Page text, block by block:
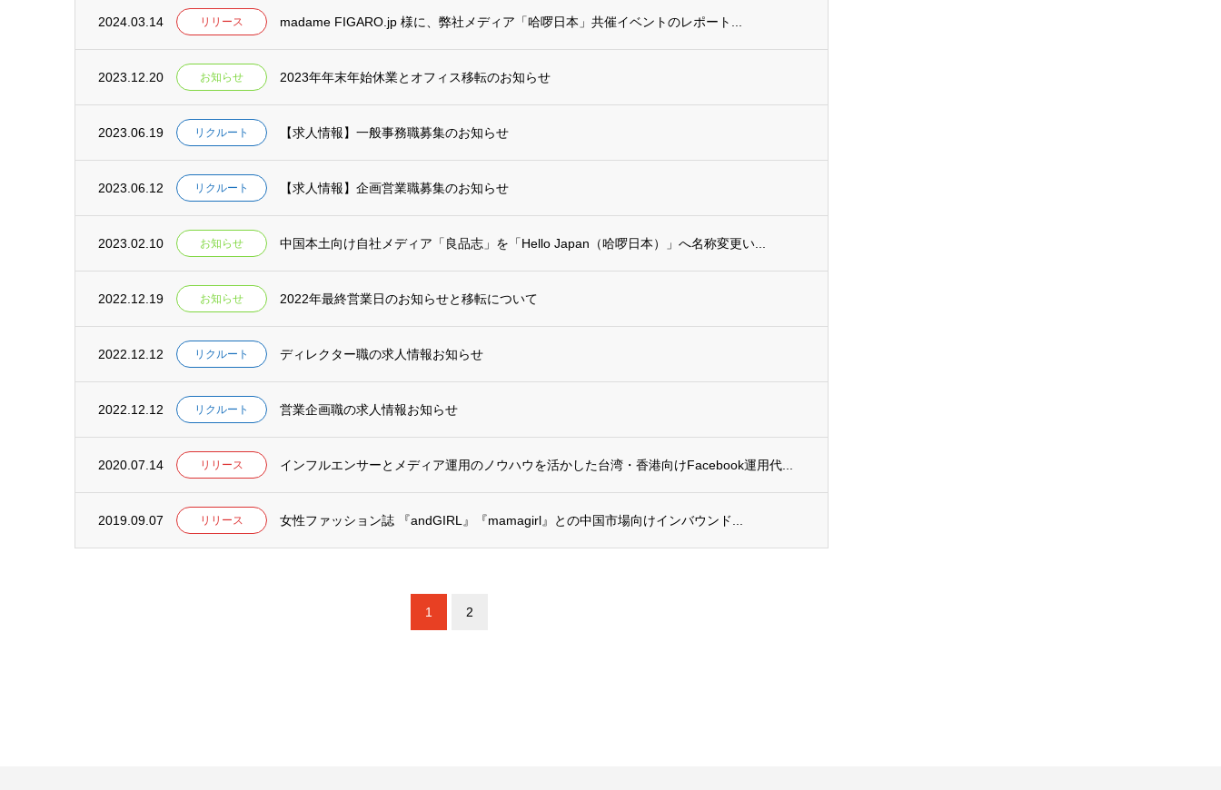
2024.03.14 リリース madame FIGARO.jp 様に、弊社メディア「哈啰日本」共催イベントのレポート...
2023.12.20 お知らせ 2023年年末年始休業とオフィス移転のお知らせ
2023.06.19 リクルート 【求人情報】一般事務職募集のお知らせ
2023.06.12 リクルート 【求人情報】企画営業職募集のお知らせ
2023.02.10 お知らせ 中国本土向け自社メディア「良品志」を「Hello Japan（哈啰日本）」へ名称変更い...
2022.12.19 お知らせ 2022年最終営業日のお知らせと移転について
2022.12.12 リクルート ディレクター職の求人情報お知らせ
2022.12.12 リクルート 営業企画職の求人情報お知らせ
2020.07.14 リリース インフルエンサーとメディア運用のノウハウを活かした台湾・香港向けFacebook運用代...
2019.09.07 リリース 女性ファッション誌 『andGIRL』『mamagirl』との中国市場向けインバウンド...
1 2